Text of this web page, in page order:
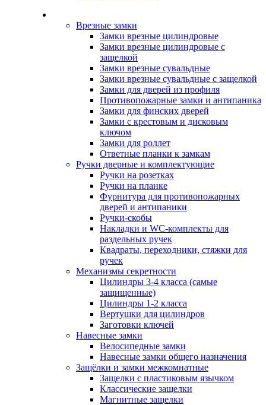
Врезные замки
Замки врезные цилиндровые
Замки врезные цилиндровые с
защелкой
Замки врезные сувальдные
Замки врезные сувальдные с защелкой
Замки для дверей из профиля
Противопожарные замки и антипаника
Замки для финских дверей
Замки с крестовым и дисковым
ключом
Замки для роллет
Ответные планки к замкам
Ручки дверные и комплектующие
Ручки на розетках
Ручки на планке
Фурнитура для противопожарных
дверей и антипаники
Ручки-скобы
Накладки и WC-комплекты для
раздельных ручек
Квадраты, переходники, стяжки для
ручек
Механизмы секретности
Цилиндры 3-4 класса (самые
защищенные)
Цилиндры 1-2 класса
Вертушки для цилиндров
Заготовки ключей
Навесные замки
Велосипедные замки
Навесные замки общего назначения
Защёлки и замки межкомнатные
Защелки с пластиковым язычком
Классические защелки
Магнитные защелки